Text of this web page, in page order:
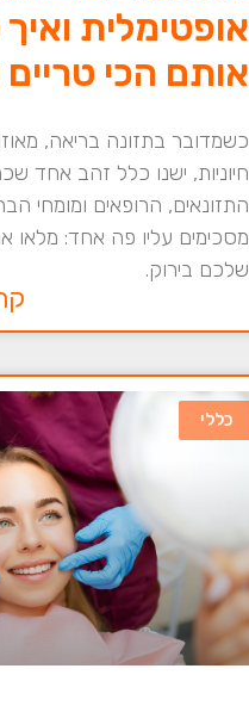
אופטימלית
אותם הכי
כשמדובר בתזונה בריאה,
חיוניות, ישנו כלל זהב אחד
התזונאים, הרופאים ומומחי
מסכימים עליו פה אחד: מלאו
שלכם בירוק.
כללי